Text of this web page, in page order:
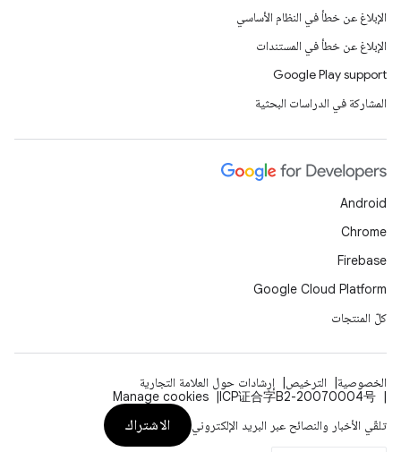
الإبلاغ عن خطأ في النظام الأساسي
الإبلاغ عن خطأ في المستندات
Google Play support
المشاركة في الدراسات البحثية
Android
Chrome
Firebase
Google Cloud Platform
كلّ المنتجات
الخصوصية الترخيص
إرشادات حول العلامة التجارية
ICP证合字B2-20070004号
Manage cookies
تلقّي الأخبار والنصائح عبر البريد الإلكتروني
الاشتراك